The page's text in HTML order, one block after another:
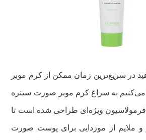
در سریع‌ترین زمان ممکن از کرم موبر
می‌کنیم به سراغ کرم موبر صورت سینره
فرمولاسیون ویژه‌ای طراحی شده است تا
و ملایم از موزدایی برای پوست صورت